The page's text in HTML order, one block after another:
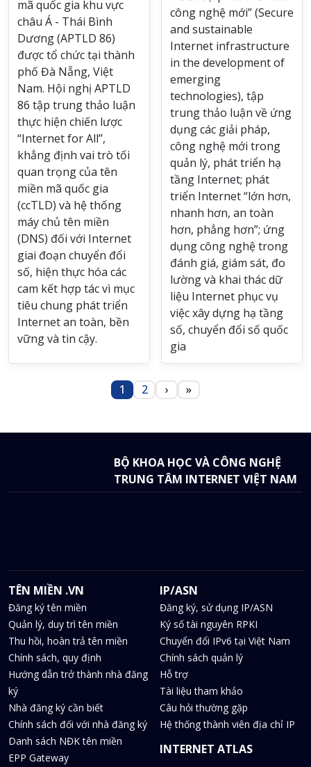
mã quốc gia khu vực
châu Á - Thái Bình
Dương (APTLD 86)
được tổ chức tại thành
phố Đà Nẵng, Việt
Nam. Hội nghị APTLD
86 tập trung thảo luận
thực hiện chiến lược
“Internet for All”,
khẳng định vai trò tối
quan trọng của tên
miền mã quốc gia
(ccTLD) và hệ thống
máy chủ tên miền
(DNS) đối với Internet
giai đoạn chuyển đổi
số, hiện thực hóa các
cam kết hợp tác vì mục
tiêu chung phát triển
Internet an toàn, bền
vững và tin cậy.
công nghệ mới” (Secure
and sustainable
Internet infrastructure
in the development of
emerging
technologies), tập
trung thảo luận về ứng
dụng các giải pháp,
công nghệ mới trong
quản lý, phát triển hạ
tầng Internet; phát
triển Internet “lớn hơn,
nhanh hơn, an toàn
hơn, phẳng hơn”; ứng
dụng công nghệ trong
đánh giá, giám sát, đo
lường và khai thác dữ
liệu Internet phục vụ
việc xây dựng hạ tầng
số, chuyển đổi số quốc
gia
Trang
1 Trang
2 Next page
› Last page
»
BỘ KHOA HỌC VÀ CÔNG NGHỆ
TRUNG TÂM INTERNET VIỆT NAM
TÊN MIỀN .VN
Đăng ký tên miền
Quản lý, duy trì tên miền
Thu hồi, hoàn trả tên miền
Chính sách, quy định
Hướng dẫn trở thành nhà đăng
ký
Nhà đăng ký cần biết
Chính sách đối với nhà đăng ký
Danh sách NĐK tên miền
EPP Gateway
IP/ASN
Đăng ký, sử dụng IP/ASN
Ký số tài nguyên RPKI
Chuyển đổi IPv6 tại Việt Nam
Chính sách quản lý
Hỗ trợ
Tài liệu tham khảo
Câu hỏi thường gặp
Hệ thống thành viên địa chỉ IP
INTERNET ATLAS